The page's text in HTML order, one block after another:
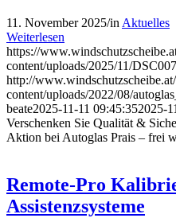
11. November 2025/in Aktuelles
Weiterlesen
https://
content/uploads/2025/11/
http://
content/uploads/2022/08/
beate2025-11-11 09:45:352025-
Verschenken Sie Qualität &
Aktion bei Autoglas Prais – frei
Remote-Pro
Assistenzsysteme